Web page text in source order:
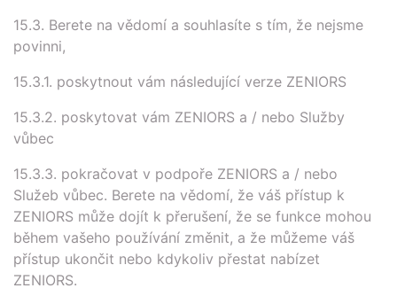
15.3. Berete na vědomí a souhlasíte s tím, že nejsme
povinni,
15.3.1. poskytnout vám následující verze ZENIORS
15.3.2. poskytovat vám ZENIORS a / nebo Služby
vůbec
15.3.3. pokračovat v podpoře ZENIORS a / nebo
Služeb vůbec. Berete na vědomí, že váš přístup k
ZENIORS může dojít k přerušení, že se funkce mohou
během vašeho používání změnit, a že můžeme váš
přístup ukončit nebo kdykoliv přestat nabízet
ZENIORS.